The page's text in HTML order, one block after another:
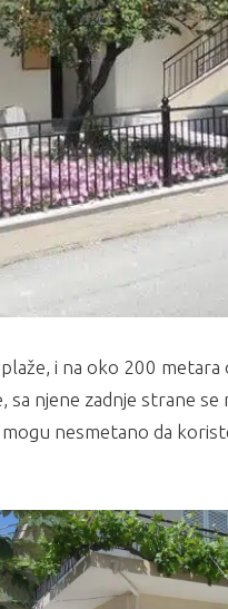
i na oko 200 metara
sa njene zadnje strane se
nesmetano da